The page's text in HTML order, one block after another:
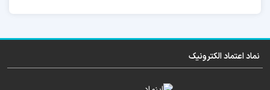
میتوانید آموزش هر مدل را جداگانه از سایت تهیه
کنید.
نماد اعتماد الکترونیک